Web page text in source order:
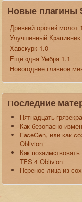
Новые плагины
Древний орочий молот
Улучшенный Крапивник
Хавскурк 1.0
Ещё одна Умбра 1.1
Новогодние главное
Последние
Пятнадцать
Как безопасно
FaceGen, или как
Oblivion
Как
TES 4 Oblivion
Перенос лица из